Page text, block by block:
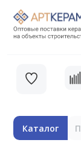
Каталог